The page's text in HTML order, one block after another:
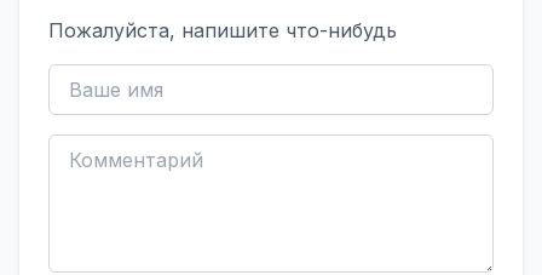
Пожалуйста, напишите что-нибудь